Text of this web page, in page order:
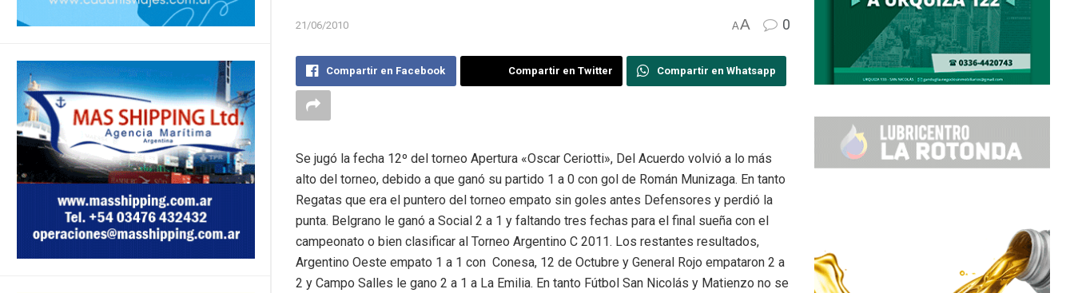
21/06/2010 AA 0
Compartir en Facebook Compartir en Twitter Compartir en Whatsapp
Se jugó la fecha 12º del torneo Apertura «Oscar Ceriotti», Del Acuerdo volvió a lo más
alto del torneo, debido a que ganó su partido 1 a 0 con gol de Román Munizaga. En tanto
Regatas que era el puntero del torneo empato sin goles antes Defensores y perdió la
punta. Belgrano le ganó a Social 2 a 1 y faltando tres fechas para el final sueña con el
campeonato o bien clasificar al Torneo Argentino C 2011. Los restantes resultados,
Argentino Oeste empato 1 a 1 con Conesa, 12 de Octubre y General Rojo empataron 2 a
2 y Campo Salles le gano 2 a 1 a La Emilia. En tanto Fútbol San Nicolás y Matienzo no se